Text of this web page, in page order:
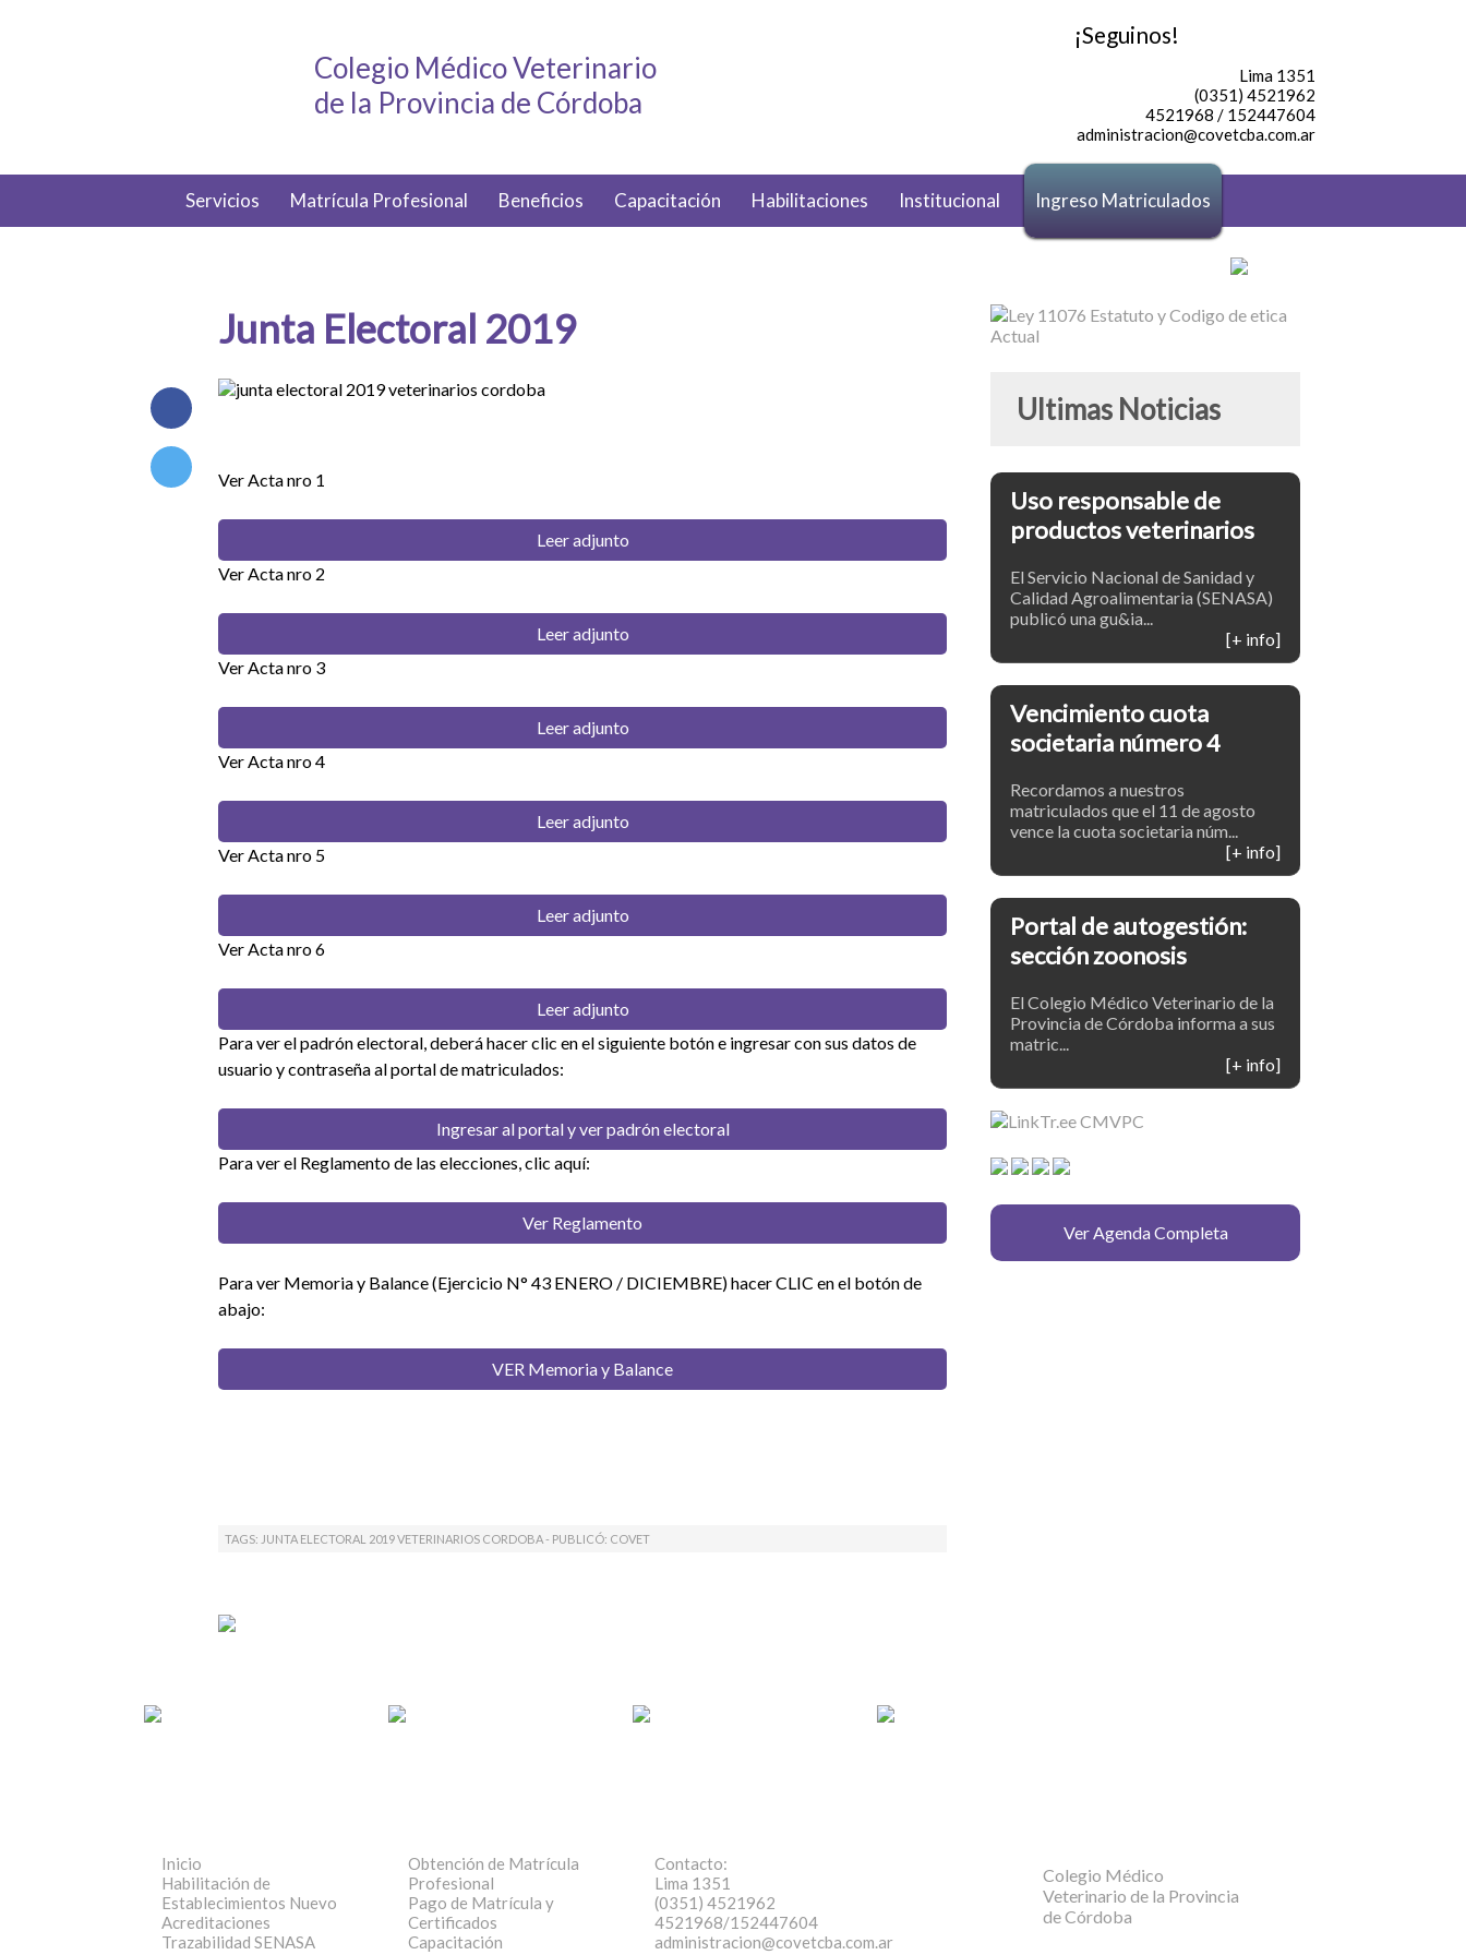
Colegio Médico Veterinario
de la Provincia de Córdoba
¡Seguinos!
Lima 1351
(0351) 4521962
4521968 / 152447604
administracion@covetcba.com.ar
Servicios Matrícula Profesional Beneficios Capacitación Habilitaciones Institucional Ingreso Matriculados
Junta Electoral 2019
Ver Acta nro 1
Leer adjunto
Ver Acta nro 2
Leer adjunto
Ver Acta nro 3
Leer adjunto
Ver Acta nro 4
Leer adjunto
Ver Acta nro 5
Leer adjunto
Ver Acta nro 6
Leer adjunto
Para ver el padrón electoral, deberá hacer clic en el siguiente botón e ingresar con sus datos de
usuario y contraseña al portal de matriculados:
Ingresar al portal y ver padrón electoral
Para ver el Reglamento de las elecciones, clic aquí:
Ver Reglamento
Para ver Memoria y Balance (Ejercicio N° 43 ENERO / DICIEMBRE) hacer CLIC en el botón de
abajo:
VER Memoria y Balance
TAGS: JUNTA ELECTORAL 2019 VETERINARIOS CORDOBA - PUBLICÓ: COVET
Ultimas Noticias
Uso responsable de
productos veterinarios
El Servicio Nacional de Sanidad y
Calidad Agroalimentaria (SENASA)
publicó una gu&ia...
[+ info]
Vencimiento cuota
societaria número 4
Recordamos a nuestros
matriculados que el 11 de agosto
vence la cuota societaria núm...
[+ info]
Portal de autogestión:
sección zoonosis
El Colegio Médico Veterinario de la
Provincia de Córdoba informa a sus
matric...
[+ info]
Ver Agenda Completa
Inicio
Habilitación de
Establecimientos Nuevo
Acreditaciones
Trazabilidad SENASA
Obtención de Matrícula
Profesional
Pago de Matrícula y
Certificados
Capacitación
Contacto:
Lima 1351
(0351) 4521962
4521968/152447604
administracion@covetcba.com.ar
Colegio Médico
Veterinario de la Provincia
de Córdoba